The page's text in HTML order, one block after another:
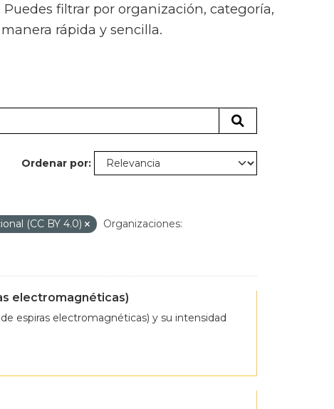
filtrar por organización, categoría,
rápida y sencilla.
Ordenar por
(CC BY 4.0)
Organizaciones:
electromagnéticas)
espiras electromagnéticas) y su intensidad